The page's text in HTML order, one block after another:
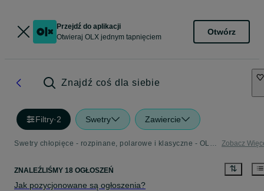
Przejdź do aplikacji
Otwieraj OLX jednym tapnięciem
Otwórz
Znajdź coś dla siebie
Filtry·2 Swetry Zawiercie
Swetry chłopięce - rozpinane, polarowe i klasyczne - OLX.pl Zobacz
ZNALEŹLIŚMY 18 OGŁOSZEŃ
Jak pozycjonowane są ogłoszenia?